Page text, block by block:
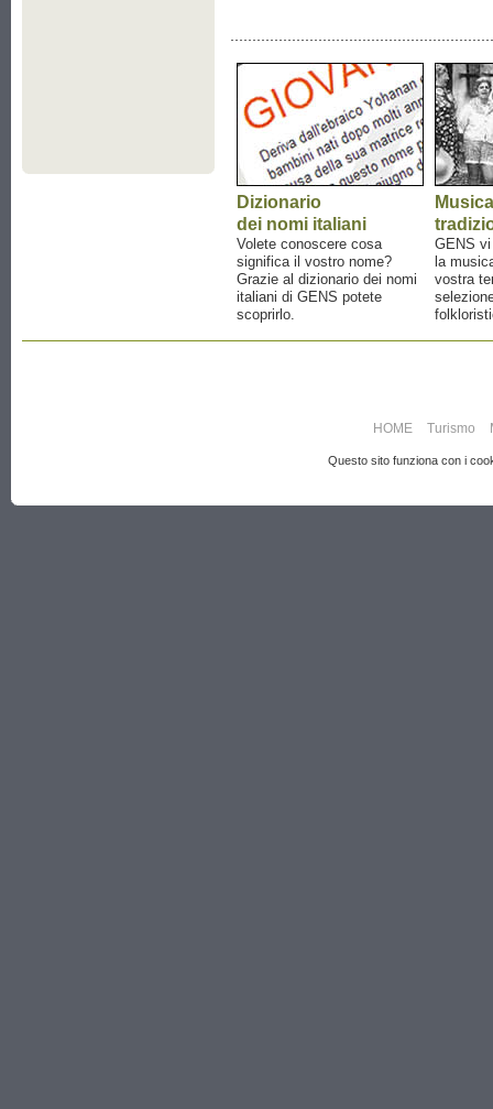
Dizionario
dei nomi italiani
Volete conoscere cosa
significa il vostro nome?
Grazie al dizionario dei nomi
italiani di GENS potete
scoprirlo.
Musica
GENS
la
vostra
HOME Turismo
Questo sito funziona con i